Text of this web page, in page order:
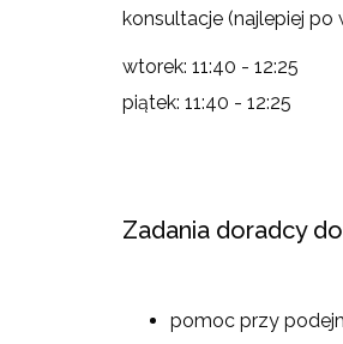
konsultacje (najlepiej
wtorek: 11:40 - 12:25
piątek: 11:40 - 12:25
Zadania doradcy
pomoc przy